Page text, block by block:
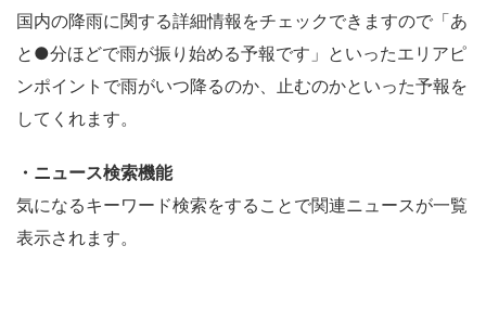
国内の降雨に関する詳細情報をチェックできますので「あ
と●分ほどで雨が振り始める予報です」といったエリアピ
ンポイントで雨がいつ降るのか、止むのかといった予報を
してくれます。
・ニュース検索機能
気になるキーワード検索をすることで関連ニュースが一覧
表示されます。